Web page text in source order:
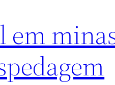
em